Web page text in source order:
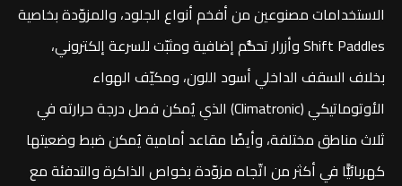
الاستخدامات مصنوعين من أفخم أنواع الجلود، والمزوّدة بخاصية
Shift Paddles وأزرار تحكُّم إضافية ومثبّت للسرعة إلكتروني،
بخلاف السقف الداخلي أسود اللون، ومكيّف الهواء
الأوتوماتيكي (Climatronic) الذي يُمكن فصل درجة حرارته في
ثلاث مناطق مختلفة، وأيضًا مقاعد أمامية يُمكن ضبط وضعيتها
كهربائيًّا في أكثر من اتّجاه مزوّدة بخواص الذاكرة والتدفئة مع